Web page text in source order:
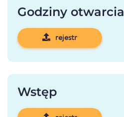
Godziny otwarcia
rejestr
Wstęp